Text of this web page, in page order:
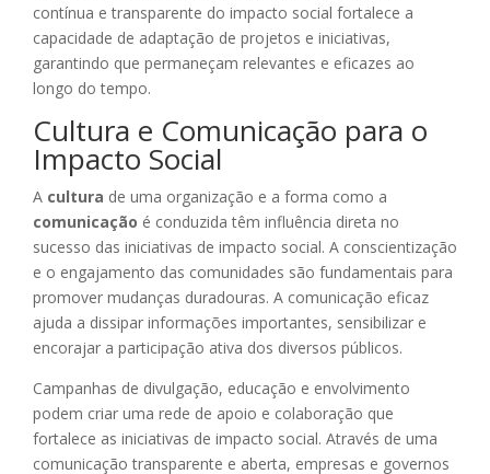
contínua e transparente do impacto social fortalece a
capacidade de adaptação de projetos e iniciativas,
garantindo que permaneçam relevantes e eficazes ao
longo do tempo.
Cultura e Comunicação para o
Impacto Social
A cultura de uma organização e a forma como a
comunicação é conduzida têm influência direta no
sucesso das iniciativas de impacto social. A conscientização
e o engajamento das comunidades são fundamentais para
promover mudanças duradouras. A comunicação eficaz
ajuda a dissipar informações importantes, sensibilizar e
encorajar a participação ativa dos diversos públicos.
Campanhas de divulgação, educação e envolvimento
podem criar uma rede de apoio e colaboração que
fortalece as iniciativas de impacto social. Através de uma
comunicação transparente e aberta, empresas e governos